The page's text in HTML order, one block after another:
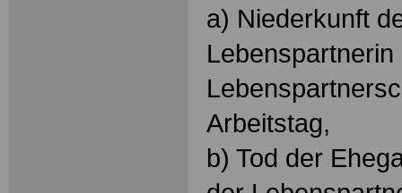
a) Niederkunft
Arbeitstag,
b) Tod der